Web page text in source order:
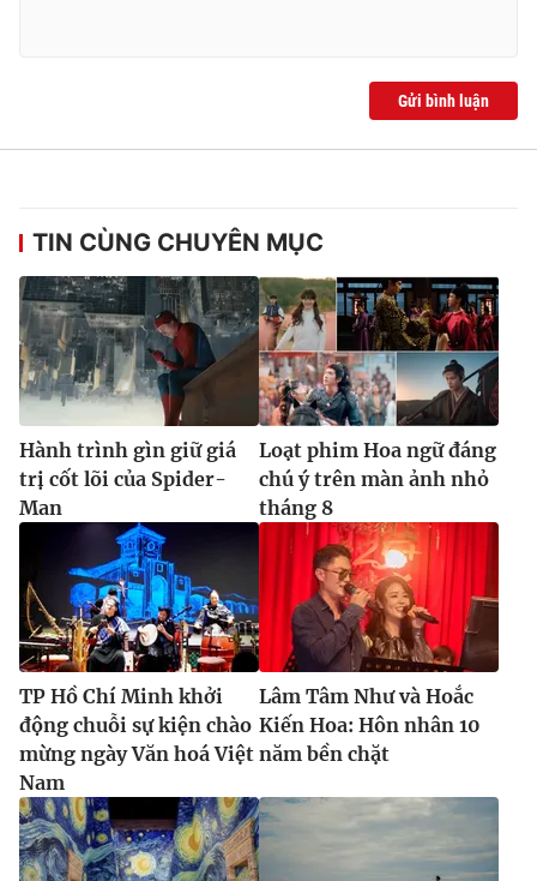
Gửi bình luận
TIN CÙNG CHUYÊN MỤC
Hành trình gìn giữ giá
trị cốt lõi của Spider-
Man
Loạt phim Hoa ngữ đáng
chú ý trên màn ảnh nhỏ
tháng 8
TP Hồ Chí Minh khởi
động chuỗi sự kiện chào
mừng ngày Văn hoá Việt
Nam
Lâm Tâm Như và Hoắc
Kiến Hoa: Hôn nhân 10
năm bền chặt